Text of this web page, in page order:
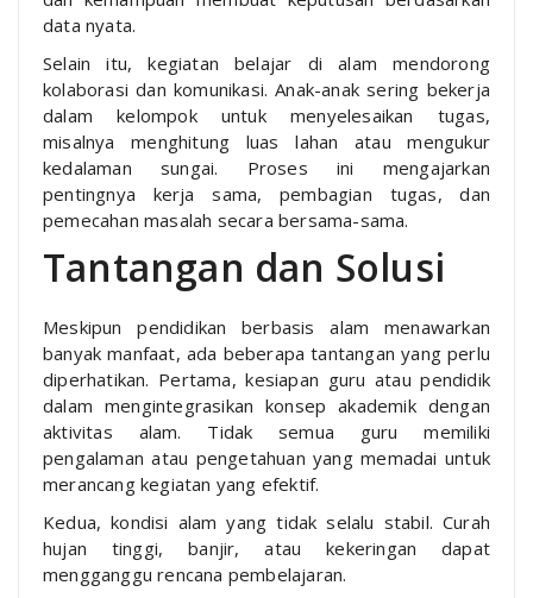
data nyata.
Selain itu, kegiatan belajar di alam mendorong
kolaborasi dan komunikasi. Anak-anak sering bekerja
dalam kelompok untuk menyelesaikan tugas,
misalnya menghitung luas lahan atau mengukur
kedalaman sungai. Proses ini mengajarkan
pentingnya kerja sama, pembagian tugas, dan
pemecahan masalah secara bersama-sama.
Tantangan dan Solusi
Meskipun pendidikan berbasis alam menawarkan
banyak manfaat, ada beberapa tantangan yang perlu
diperhatikan. Pertama, kesiapan guru atau pendidik
dalam mengintegrasikan konsep akademik dengan
aktivitas alam. Tidak semua guru memiliki
pengalaman atau pengetahuan yang memadai untuk
merancang kegiatan yang efektif.
Kedua, kondisi alam yang tidak selalu stabil. Curah
hujan tinggi, banjir, atau kekeringan dapat
mengganggu rencana pembelajaran.